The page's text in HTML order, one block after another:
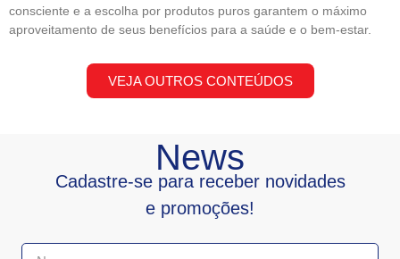
consciente e a escolha por produtos puros garantem o máximo
aproveitamento de seus benefícios para a saúde e o bem-estar.
VEJA OUTROS CONTEÚDOS
News
Cadastre-se para receber novidades
e promoções!